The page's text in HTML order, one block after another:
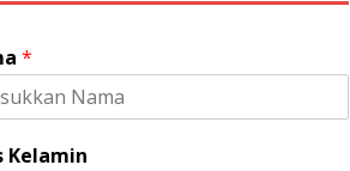
*
Kelamin